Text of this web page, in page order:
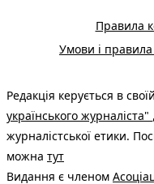
Правила
Умови і
Редакція керується в
українського журналіста"
журналістської етики.
можна тут
Видання є членом